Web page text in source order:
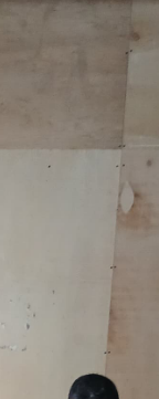
realizando um
realizada
nas